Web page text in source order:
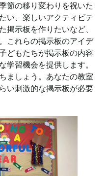
節の移り変わりを祝いた
い、楽しいアクティビテ
掲示板を作りたいなど、
これらの掲示板のアイデ
どもたちが掲示板の内容
学習機会を提供します。
ましょう。あなたの教室
い刺激的な掲示板が必要